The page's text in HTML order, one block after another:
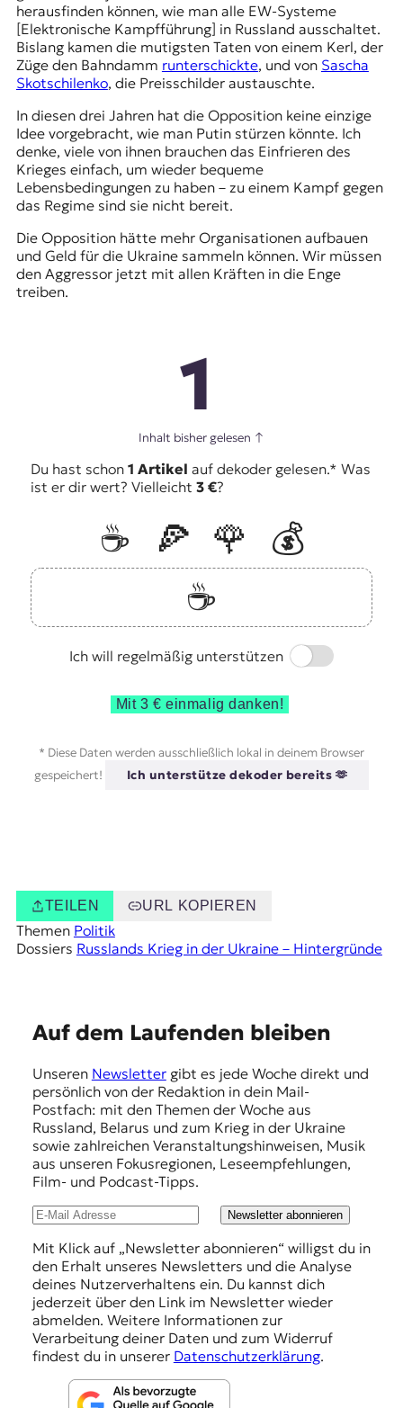
herausfinden können, wie man alle EW-Systeme
[Elektronische Kampfführung] in Russland ausschaltet.
Bislang kamen die mutigsten Taten von einem Kerl, der
Züge den Bahndamm runterschickte, und von Sascha
Skotschilenko, die Preisschilder austauschte.
In diesen drei Jahren hat die Opposition keine einzige
Idee vorgebracht, wie man Putin stürzen könnte. Ich
denke, viele von ihnen brauchen das Einfrieren des
Krieges einfach, um wieder bequeme
Lebensbedingungen zu haben – zu einem Kampf gegen
das Regime sind sie nicht bereit.
Die Opposition hätte mehr Organisationen aufbauen
und Geld für die Ukraine sammeln können. Wir müssen
den Aggressor jetzt mit allen Kräften in die Enge
treiben.
1
Inhalt bisher gelesen ↑
Du hast schon 1 Artikel auf dekoder gelesen.* Was
ist er dir wert? Vielleicht 3 €?
☕️ 🍕 🌹
💰
☕️
Ich will regelmäßig unterstützen
Switch
Mit 3 € einmalig danken!
* Diese Daten werden ausschließlich lokal in deinem Browser
gespeichert!
Ich unterstütze dekoder bereits 🫶
TEILEN URL KOPIEREN
Themen Politik
Dossiers Russlands Krieg in der Ukraine – Hintergründe
Auf dem Laufenden bleiben
Unseren Newslettergibt es jede Woche direkt und
persönlich von der Redaktion in dein Mail-
Postfach: mit den Themen der Woche aus
Russland, Belarus und zum Krieg in der Ukraine
sowie zahlreichen Veranstaltungshinweisen, Musik
aus unseren Fokusregionen, Leseempfehlungen,
Film- und Podcast-Tipps.
Newsletter abonnieren
Mit Klick auf „Newsletter abonnieren“ willigst du in
den Erhalt unseres Newsletters und die Analyse
deines Nutzerverhaltens ein. Du kannst dich
jederzeit über den Link im Newsletter wieder
abmelden. Weitere Informationen zur
Verarbeitung deiner Daten und zum Widerruf
findest du in unserer Datenschutzerklärung.